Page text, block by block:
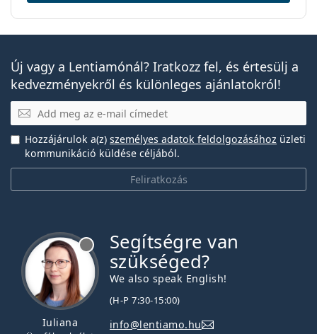
Új vagy a Lentiamónál? Iratkozz fel, és értesülj a
kedvezményekről és különleges ajánlatokról!
E-mail
Feliratkozás
Hozzájárulok a(z) személyes adatok feldolgozásához üzleti
kommunikáció küldése céljából.
Iuliana
Segítségre van
szükséged?
We also speak English!
(H-P 7:30-15:00)
info@lentiamo.hu